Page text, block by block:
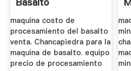
maquina costo de
procesamiento del basalto
venta. Chancapiedra para la
maquina de basalto. equipo
precio de procesamiento